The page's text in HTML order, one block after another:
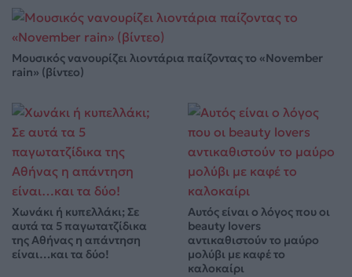
Μουσικός νανουρίζει λιοντάρια παίζοντας το «November
rain» (βίντεο)
Χωνάκι ή κυπελλάκι; Σε
αυτά τα 5 παγωτατζίδικα
της Αθήνας η απάντηση
είναι…και τα δύο!
Αυτός είναι ο λόγος που οι
beauty lovers
αντικαθιστούν το μαύρο
μολύβι με καφέ το
καλοκαίρι